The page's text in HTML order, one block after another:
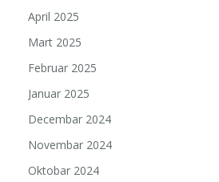
April 2025
Mart 2025
Februar 2025
Januar 2025
Decembar 2024
Novembar 2024
Oktobar 2024